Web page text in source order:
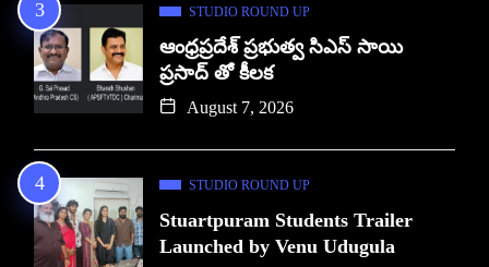
STUDIO ROUND UP
ఆంధ్రప్రదేశ్ ప్రభుత్వ సిఎస్ సాయి
ప్రసాద్ తో కీలక
August 7, 2026
STUDIO ROUND UP
Stuartpuram Students Trailer
Launched by Venu Udugula